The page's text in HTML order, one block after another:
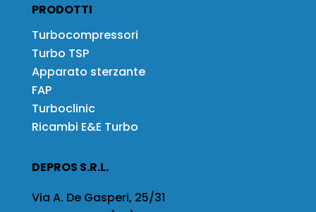
PRODOTTI
Turbocompressori
Turbo TSP
Apparato sterzante
FAP
Turboclinic
Ricambi E&E Turbo
DEPROS S.R.L.
Via A. De Gasperi, 25/31